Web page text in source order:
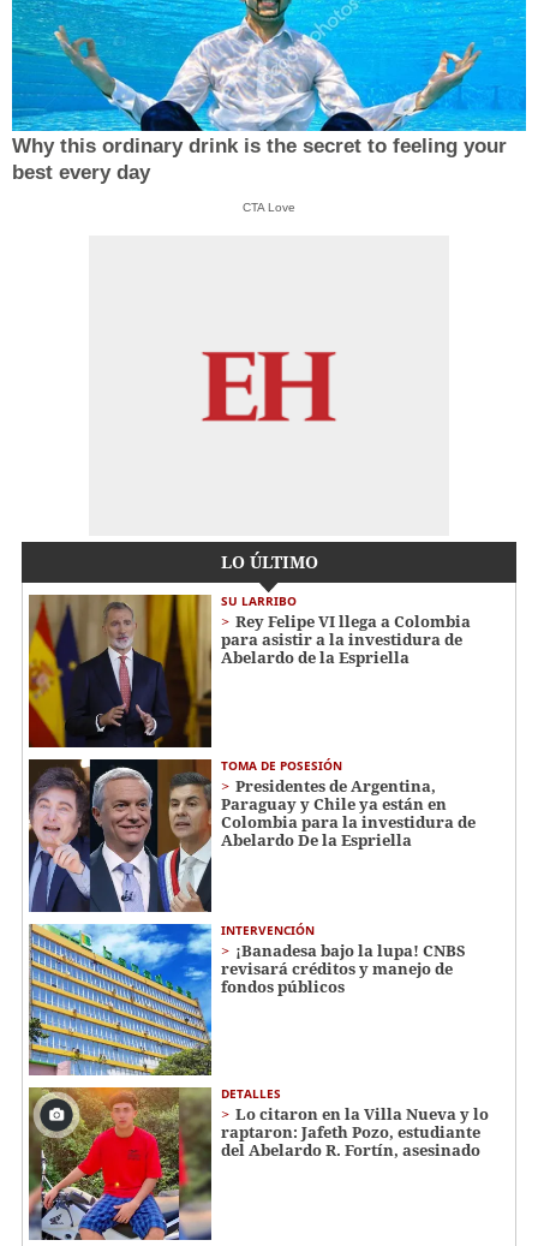
Why this ordinary drink is the secret to feeling your
best every day
CTA Love
LO ÚLTIMO
SU LARRIBO
Rey Felipe VI llega a Colombia
para asistir a la investidura de
Abelardo de la Espriella
TOMA DE POSESIÓN
Presidentes de Argentina,
Paraguay y Chile ya están en
Colombia para la investidura de
Abelardo De la Espriella
INTERVENCIÓN
¡Banadesa bajo la lupa! CNBS
revisará créditos y manejo de
fondos públicos
DETALLES
Lo citaron en la Villa Nueva y lo
raptaron: Jafeth Pozo, estudiante
del Abelardo R. Fortín, asesinado